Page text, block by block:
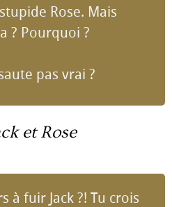
Rose. Mais
? Pourquoi ?
pas vrai ?
et Rose
à fuir Jack ?! Tu crois